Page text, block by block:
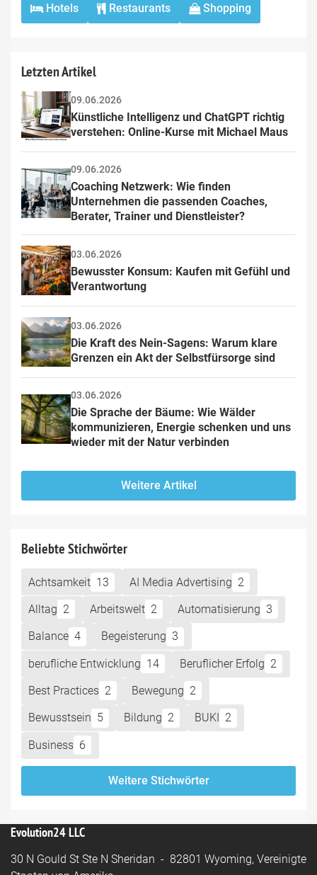
Hotels Restaurants Shopping
Letzten Artikel
09.06.2026
Künstliche Intelligenz und ChatGPT richtig
verstehen: Online-Kurse mit Michael Maus
09.06.2026
Coaching Netzwerk: Wie finden
Unternehmen die passenden Coaches,
Berater, Trainer und Dienstleister?
03.06.2026
Bewusster Konsum: Kaufen mit Gefühl und
Verantwortung
03.06.2026
Die Kraft des Nein-Sagens: Warum klare
Grenzen ein Akt der Selbstfürsorge sind
03.06.2026
Die Sprache der Bäume: Wie Wälder
kommunizieren, Energie schenken und uns
wieder mit der Natur verbinden
Weitere Artikel
Beliebte Stichwörter
Achtsamkeit 13 AI Media Advertising 2
Alltag 2 Arbeitswelt 2 Automatisierung 3
Balance 4 Begeisterung 3
berufliche Entwicklung 14 Beruflicher Erfolg 2
Best Practices 2 Bewegung 2
Bewusstsein 5 Bildung 2 BUKI 2
Business 6
Weitere Stichwörter
Evolution24 LLC
30 N Gould St Ste N Sheridan - 82801 Wyoming, Vereinigte